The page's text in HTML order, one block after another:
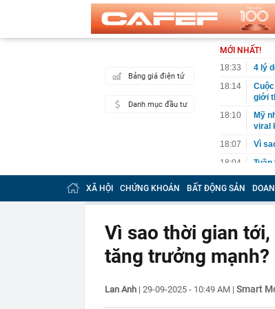
Bảng giá điện tử
Danh mục đầu tư
MỚI NHẤT!
18:33
4 lý
18:14
giới
18:10
Mỹ
viral
18:07
Vì
18:04
còn
17:59
17:53
65
vài
17:50
17:33
Mỹ
XÃ HỘI CHỨNG KHOÁN BẤT ĐỘNG SẢN
Vì sao thời gian
tăng trưởng mạnh?
Lan Anh | 29-09-2025 - 10:49 AM | Smart